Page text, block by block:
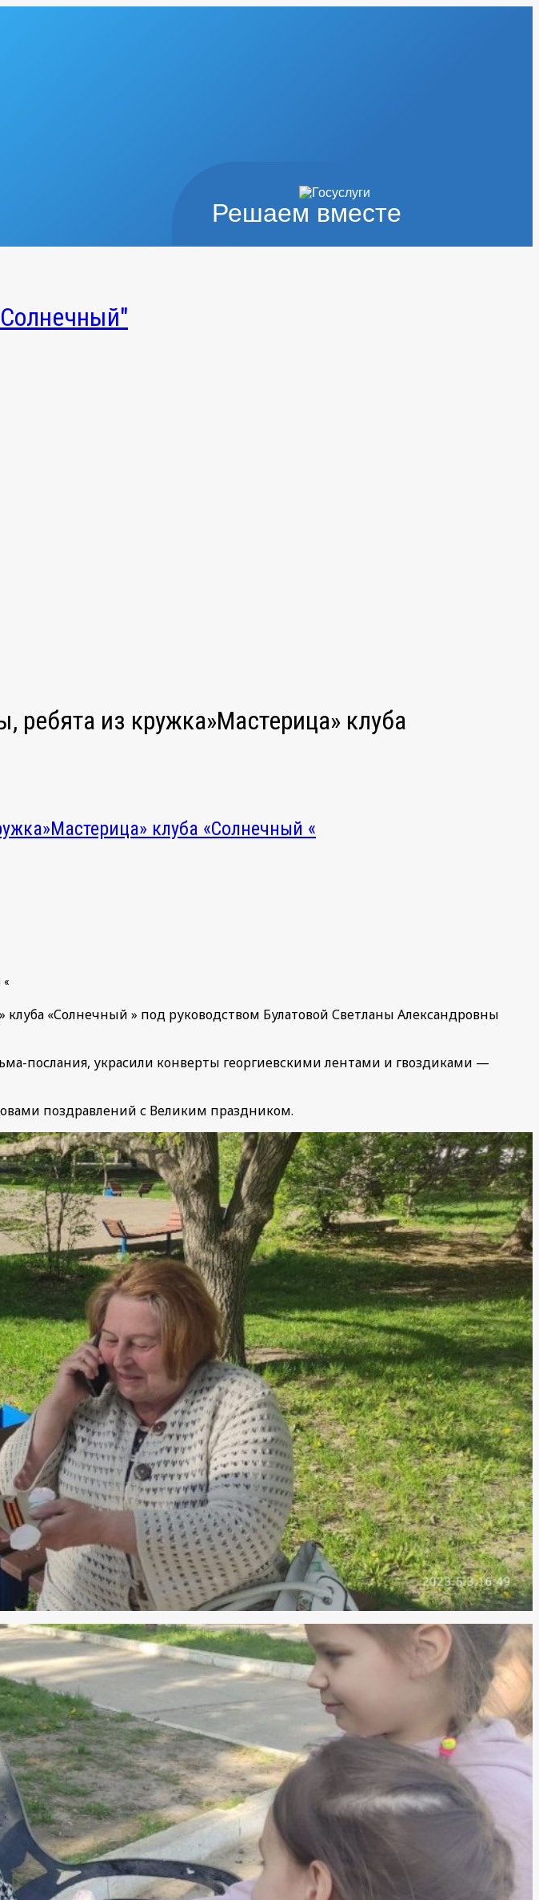
Решаем вместе
ребята из кружка»Мастерица» клуба
клуба «Солнечный «
«
«Солнечный » под руководством Булатовой Светланы Александровны
послания, украсили конверты георгиевскими лентами и гвоздиками —
поздравлений с Великим праздником.